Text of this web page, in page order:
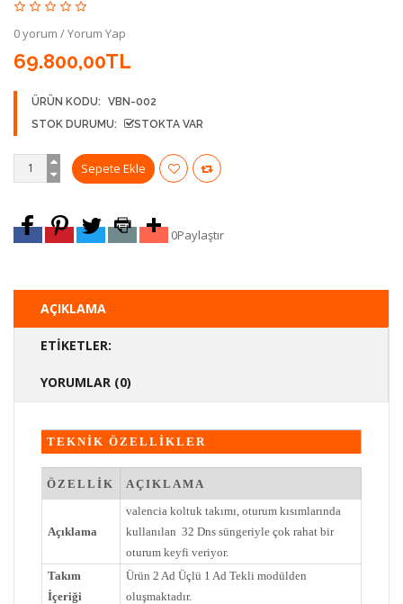
0 yorum /Yorum Yap
69.800,00TL
ÜRÜN KODU:
VBN-002
STOK DURUMU:
STOKTA VAR
0Paylaştır
AÇIKLAMA
ETIKETLER:
YORUMLAR (0)
TEKNİK ÖZELLİKLER
ÖZELLİK AÇIKLAMA
Açıklama
valencia koltuk takımı, oturum kısımlarında
kullanılan 32 Dns süngeriyle çok rahat bir
oturum keyfi veriyor.
Takım
İçeriği
Ürün 2 Ad Üçlü 1 Ad Tekli modülden
oluşmaktadır.